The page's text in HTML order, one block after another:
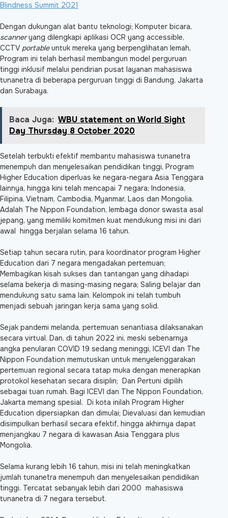
Blindness Summit 2021
Dengan dukungan alat bantu teknologi; Komputer bicara,
scanneryang dilengkapi aplikasi OCR yang accessible,
CCTV portableuntuk mereka yang berpenglihatan lemah,
Program ini telah berhasil membangun model perguruan
tinggi inklusif melalui pendirian pusat layanan mahasiswa
tunanetra di beberapa perguruan tinggi di Bandung, Jakarta
dan Surabaya.
Baca Juga: WBU statement on World Sight
Day Thursday 8 October 2020
Setelah terbukti efektif membantu mahasiswa tunanetra
menempuh dan menyelesaikan pendidikan tinggi, Program
Higher Education diperluas ke negara-negara Asia Tenggara
lainnya, hingga kini telah mencapai 7 negara; Indonesia,
Filipina, Vietnam, Cambodia, Myanmar, Laos dan Mongolia.
Adalah The Nippon Foundation, lembaga donor swasta asal
jepang, yang memiliki komitmen kuat mendukung misi ini dari
awal hingga berjalan selama 16 tahun.
Setiap tahun secara rutin, para koordinator program Higher
Education dari 7 negara mengadakan pertemuan;
Membagikan kisah sukses dan tantangan yang dihadapi
selama bekerja di masing-masing negara; Saling belajar dan
mendukung satu sama lain. Kelompok ini telah tumbuh
menjadi sebuah jaringan kerja sama yang solid.
Sejak pandemi melanda, pertemuan senantiasa dilaksanakan
secara virtual. Dan, di tahun 2022 ini, meski sebenarnya
angka penularan COVID 19 sedang meninggi, ICEVI dan The
Nippon Foundation memutuskan untuk menyelenggarakan
pertemuan regional secara tatap muka dengan menerapkan
protokol kesehatan secara disiplin; Dan Pertuni dipilih
sebagai tuan rumah. Bagi ICEVI dan The Nippon Foundation,
Jakarta memang spesial. Di kota inilah Program Higher
Education dipersiapkan dan dimulai; Dievaluasi dan kemudian
disimpulkan berhasil secara efektif, hingga akhirnya dapat
menjangkau 7 negara di kawasan Asia Tenggara plus
Mongolia.
Selama kurang lebih 16 tahun, misi ini telah meningkatkan
jumlah tunanetra menempuh dan menyelesaikan pendidikan
tinggi. Tercatat sebanyak lebih dari 2000 mahasiswa
tunanetra di 7 negara tersebut.